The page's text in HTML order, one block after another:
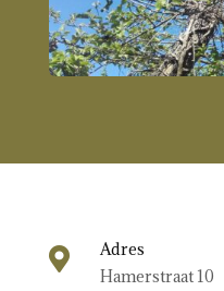

Adres
Hamerstraat 10